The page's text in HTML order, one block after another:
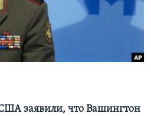
заявили, что Вашингтон